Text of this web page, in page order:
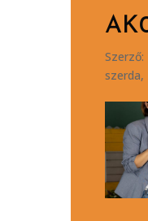
Szerző:
szerda,